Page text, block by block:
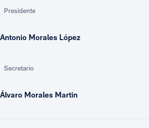
Presidente
Antonio Morales López
Secretario
Álvaro Morales Martin